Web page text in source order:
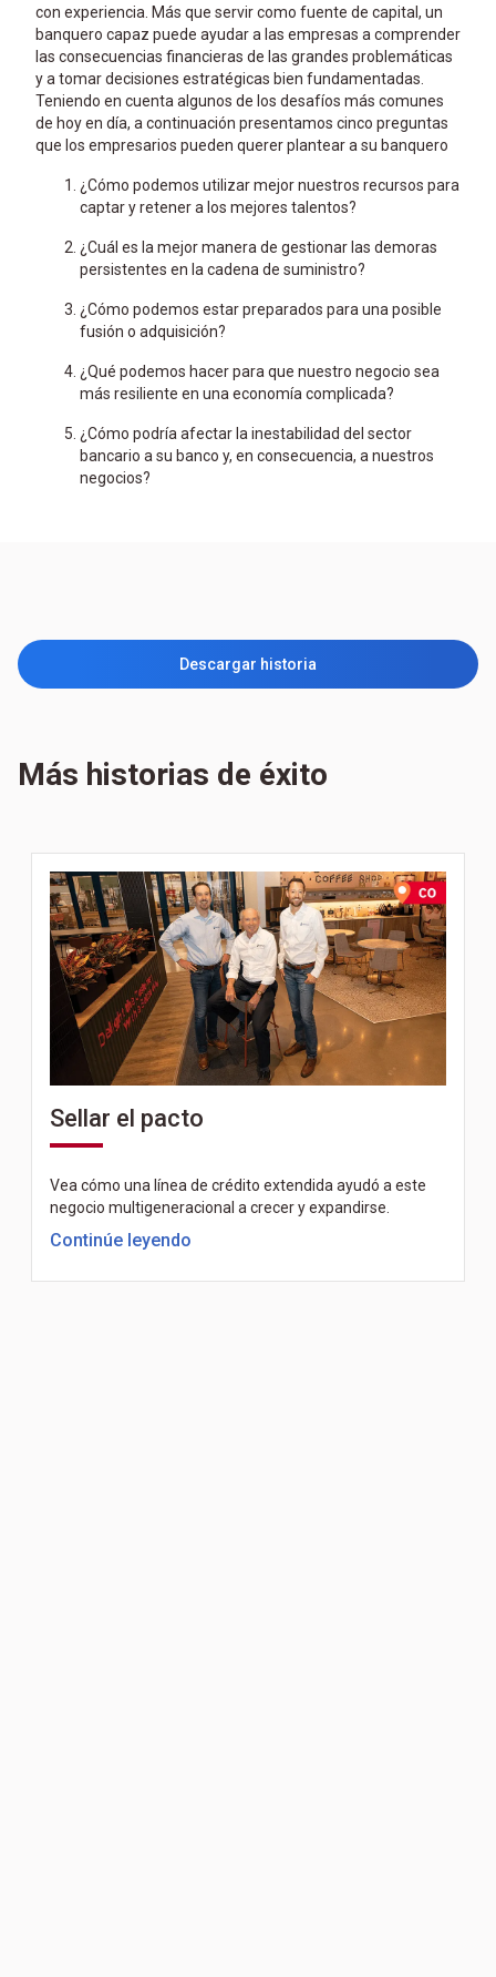
con experiencia. Más que servir como fuente de capital, un
banquero capaz puede ayudar a las empresas a comprender
las consecuencias financieras de las grandes problemáticas
y a tomar decisiones estratégicas bien fundamentadas.
Teniendo en cuenta algunos de los desafíos más comunes
de hoy en día, a continuación presentamos cinco preguntas
que los empresarios pueden querer plantear a su banquero
¿Cómo podemos utilizar mejor nuestros recursos para
captar y retener a los mejores talentos?
¿Cuál es la mejor manera de gestionar las demoras
persistentes en la cadena de suministro?
¿Cómo podemos estar preparados para una posible
fusión o adquisición?
¿Qué podemos hacer para que nuestro negocio sea
más resiliente en una economía complicada?
¿Cómo podría afectar la inestabilidad del sector
bancario a su banco y, en consecuencia, a nuestros
negocios?
Descargar historia
Más historias de éxito
Sellar el pacto
Vea cómo una línea de crédito extendida ayudó a este
negocio multigeneracional a crecer y expandirse.
Continúe leyendo